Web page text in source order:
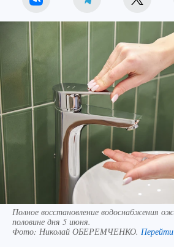
Полное восстановление водоснабжения
половине дня 5 июня.
Фото: Николай ОБЕРЕМЧЕНКО.